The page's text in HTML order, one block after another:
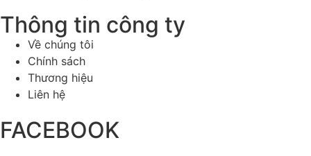
Thông tin công ty
Về chúng tôi
Chính sách
Thương hiệu
Liên hệ
FACEBOOK